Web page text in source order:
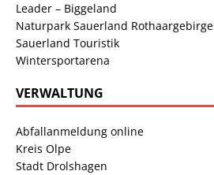
Leader – Biggeland
Naturpark Sauerland Rothaargebirge
Sauerland Touristik
Wintersportarena
VERWALTUNG
Abfallanmeldung online
Kreis Olpe
Stadt Drolshagen